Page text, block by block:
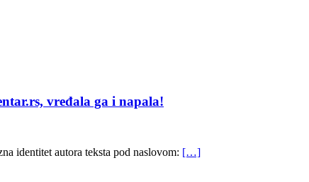
vređala ga i napala!
identitet autora teksta pod naslovom: […]